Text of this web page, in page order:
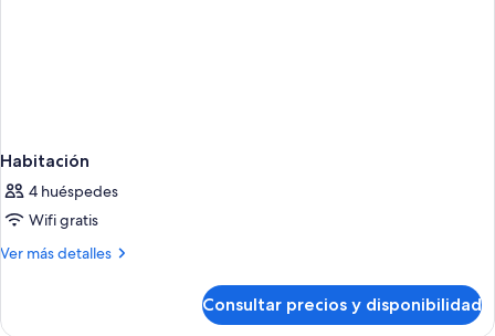
Habitación
4 huéspedes
Wifi gratis
Ver más detalles
Más
Consultar precios y disponibilidad